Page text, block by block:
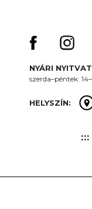
NYÁRI
szerda–péntek:
HELYSZÍN:
:::